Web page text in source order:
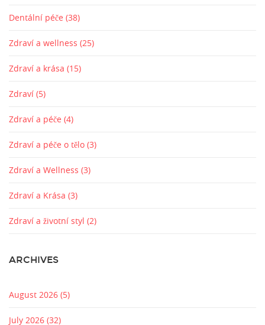
Dentální péče (38)
Zdraví a wellness (25)
Zdraví a krása (15)
Zdraví (5)
Zdraví a péče (4)
Zdraví a péče o tělo (3)
Zdraví a Wellness (3)
Zdraví a Krása (3)
Zdraví a životní styl (2)
ARCHIVES
August 2026 (5)
July 2026 (32)